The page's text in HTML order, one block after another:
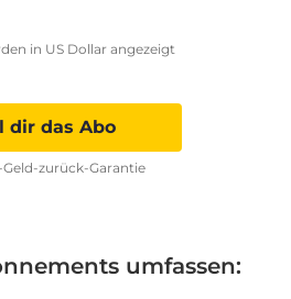
in US Dollar angezeigt
dir das Abo
Geld-zurück-Garantie
umfassen: